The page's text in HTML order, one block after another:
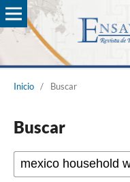
Inicio / Buscar
Buscar